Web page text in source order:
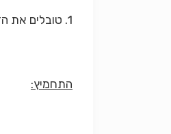
1. טובלים את הדגים בקמח ומלח. מטגנים את הדגים במחבת רחבה בשמן זית עמוק. מניחים על גבי צלחת הגשה.
התחמיץ: